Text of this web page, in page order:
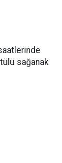
sağanak